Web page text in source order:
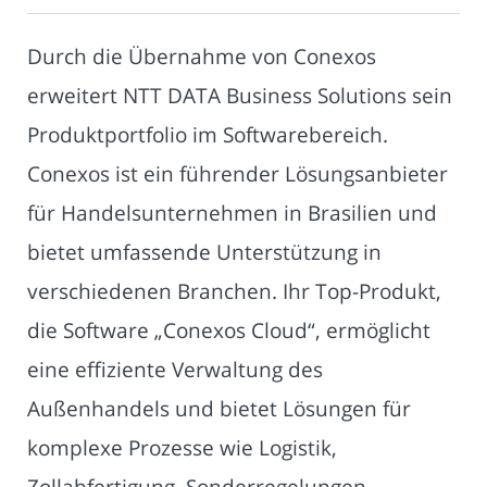
Durch die Übernahme von Conexos
erweitert NTT DATA Business Solutions sein
Produktportfolio im Softwarebereich.
Conexos ist ein führender Lösungsanbieter
für Handelsunternehmen in Brasilien und
bietet umfassende Unterstützung in
verschiedenen Branchen. Ihr Top-Produkt,
die Software „Conexos Cloud“, ermöglicht
eine effiziente Verwaltung des
Außenhandels und bietet Lösungen für
komplexe Prozesse wie Logistik,